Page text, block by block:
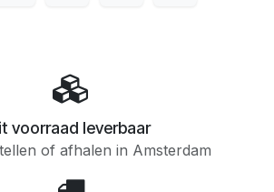
voorraad leverbaar
of afhalen in Amsterdam